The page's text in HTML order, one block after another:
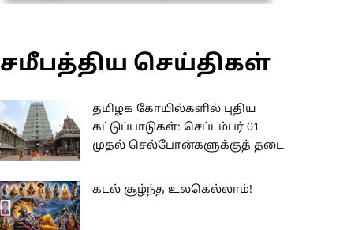
சமீபத்திய செய்திகள்
தமிழக கோயில்களில் புதிய
கட்டுப்பாடுகள்: செப்டம்பர் 01
முதல் செல்போன்களுக்குத் தடை
கடல் சூழ்ந்த உலகெல்லாம்!